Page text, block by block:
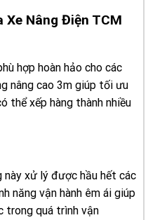
Xe Nâng Điện TCM
hợp hoàn hảo cho các
nâng cao 3m giúp tối ưu
thể xếp hàng thành nhiều
xử lý được hầu hết các
năng vận hành êm ái giúp
trong quá trình vận